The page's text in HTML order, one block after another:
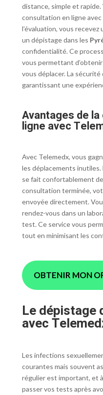
distance, simple et
consultation en ligne
l’évaluation, vous
un dépistage dans les
confidentialité. Ce
vous permettant
vous déplacer. La
garantissant une
Avantages de
ligne avec
Avec Telemedx, vous
les déplacements
se fait confortablement
consultation terminée,
envoyée directement.
rendez-vous dans un
test. Ce service vous
tout en minimisant les
OBTENIR MON
Le dépistage
avec
Les infections
courantes mais souvent
régulier est important, et
passer vos tests après